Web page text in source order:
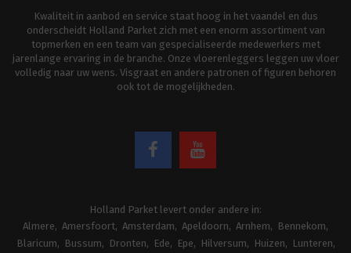
Kwaliteit in aanbod en service staat hoog in het vaandel en dus
onderscheidt Holland Parket zich met een enorm assortiment van
topmerken en een team van gespecialiseerde medewerkers met
jarenlange ervaring in de branche. Onze vloerenleggers leggen uw vloer
volledig naar uw wens. Visgraat en andere patronen of figuren behoren
ook tot de mogelijkheden.
Holland Parket levert onder andere in:
Almere
Amersfoort Amsterdam Apeldoorn Arnhem
Bennekom
Blaricum
Bussum Dronten Ede Epe Hilversum Huizen
Lunteren